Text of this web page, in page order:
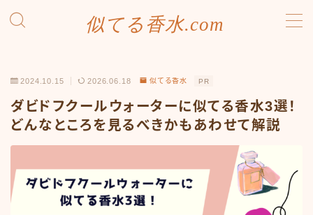
似てる香水.com
お問い合わせ
プライバシーポリシー
利用規約／特定商取引法に基づく表記
有料記事の決済完了ページ
2024.10.15 2026.06.18 似てる香水 PR
ダビドフクールウォーターに似てる香水3選！
どんなところを見るべきかもあわせて解説